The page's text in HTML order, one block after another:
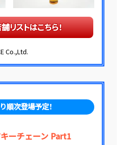
リストはこちら！
Co.,Ltd.
順次登場予定！
ーチェーン Part1